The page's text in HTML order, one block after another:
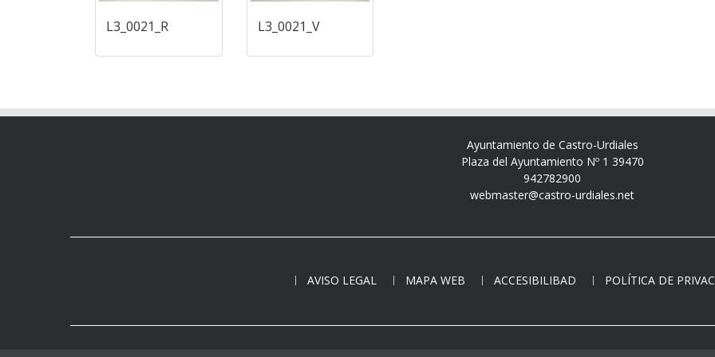
L3_0021_R L3_0021_V
Ayuntamiento de Castro-Urdiales
Plaza del Ayuntamiento Nº 1 39470
942782900
webmaster@castro-urdiales.net
AVISO LEGAL MAPA WEB ACCESIBILIBAD POLÍTICA DE